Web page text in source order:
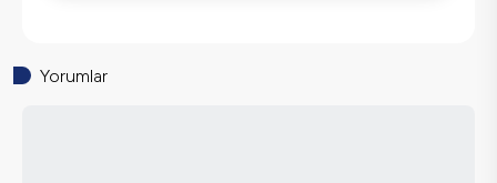
Yorumlar